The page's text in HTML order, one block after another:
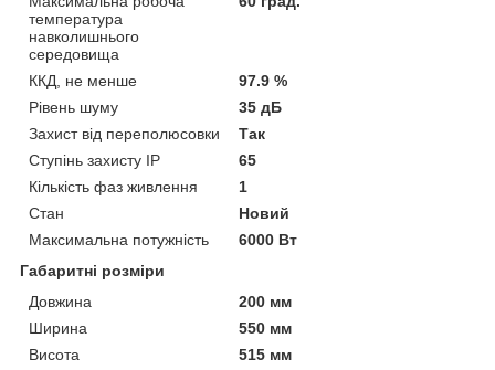
температура
навколишнього
середовища
ККД, не менше
97.9 %
Рівень шуму
35 дБ
Захист від переполюсовки
Так
Ступінь захисту IP
65
Кількість фаз живлення
1
Стан
Новий
Максимальна потужність
6000 Вт
Габаритні розміри
Довжина
200 мм
Ширина
550 мм
Висота
515 мм